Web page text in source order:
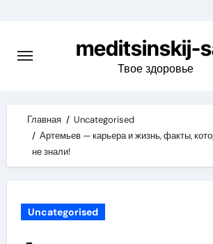
content
meditsinskij-
Твое здоровье
Главная
Uncategorised
Артемьев — карьера и жизнь, факты,
не знали!
Uncategorised